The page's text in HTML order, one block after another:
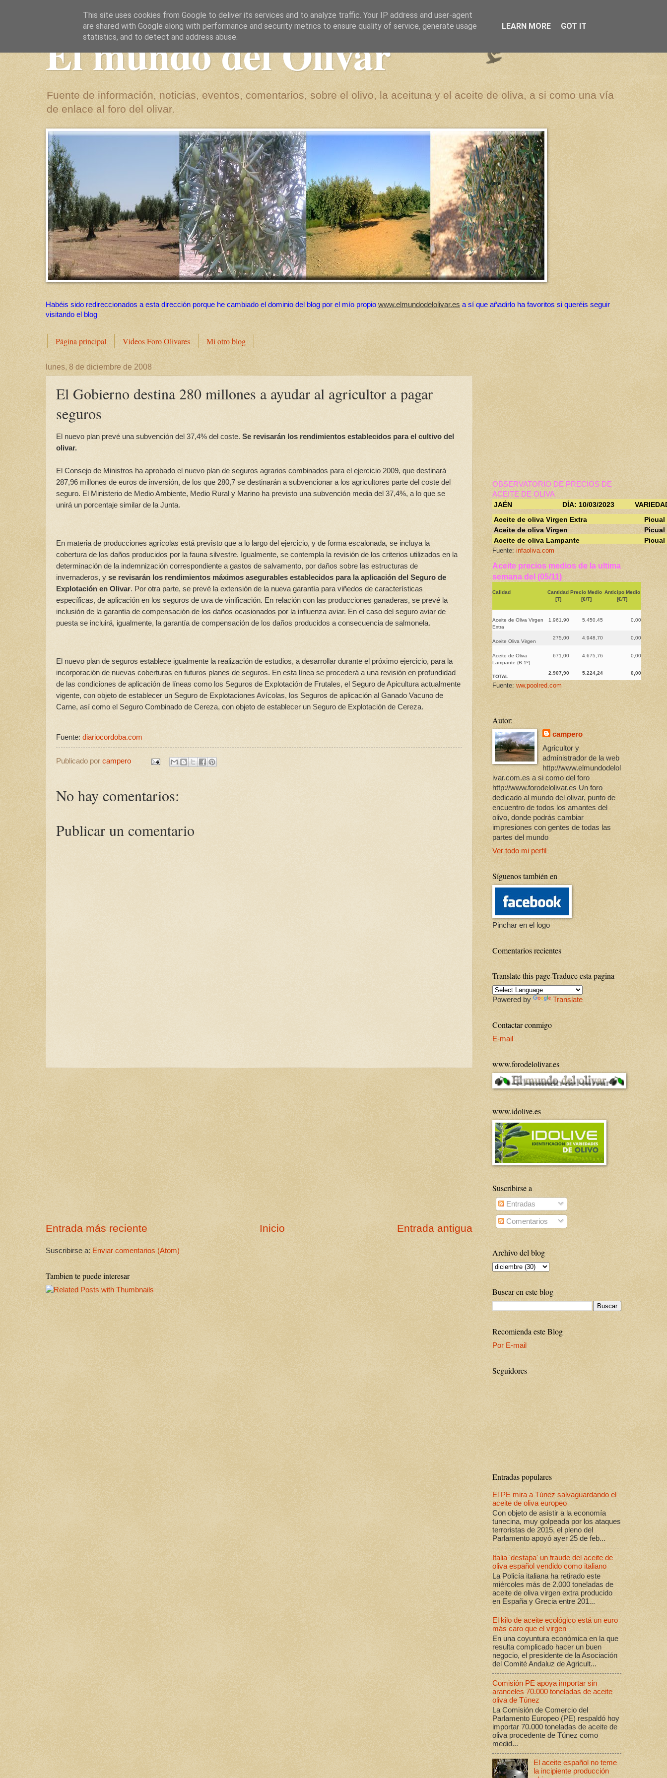
El mundo del Olivar
Fuente de información, noticias, eventos, comentarios, sobre el olivo, la aceituna y el aceite de oliva, a si como una vía
de enlace al foro del olivar.
Habéis sido redireccionados a esta dirección porque he cambiado el dominio del blog por el mío propio www.elmundodelolivar.es a sí que añadirlo ha favoritos si queréis seguir
visitando el blog
Página principal Videos Foro Olivares Mi otro blog
lunes, 8 de diciembre de 2008
El Gobierno destina 280 millones a ayudar al agricultor a pagar
seguros
El nuevo plan prevé una subvención del 37,4% del coste. Se revisarán los rendimientos establecidos para el cultivo del
olivar.
El Consejo de Ministros ha aprobado el nuevo plan de seguros agrarios combinados para el ejercicio 2009, que destinará
287,96 millones de euros de inversión, de los que 280,7 se destinarán a subvencionar a los agricultores parte del coste del
seguro. El Ministerio de Medio Ambiente, Medio Rural y Marino ha previsto una subvención media del 37,4%, a lo que se
unirá un porcentaje similar de la Junta.
En materia de producciones agrícolas está previsto que a lo largo del ejercicio, y de forma escalonada, se incluya la
cobertura de los daños producidos por la fauna silvestre. Igualmente, se contempla la revisión de los criterios utilizados en la
determinación de la indemnización correspondiente a gastos de salvamento, por daños sobre las estructuras de
invernaderos, y se revisarán los rendimientos máximos asegurables establecidos para la aplicación del Seguro de
Explotación en Olivar. Por otra parte, se prevé la extensión de la nueva garantía para viñedos de características
específicas, de aplicación en los seguros de uva de vinificación. En relación con las producciones ganaderas, se prevé la
inclusión de la garantía de compensación de los daños ocasionados por la influenza aviar. En el caso del seguro aviar de
puesta se incluirá, igualmente, la garantía de compensación de los daños producidos a consecuencia de salmonela.
El nuevo plan de seguros establece igualmente la realización de estudios, a desarrollar durante el próximo ejercicio, para la
incorporación de nuevas coberturas en futuros planes de seguros. En esta línea se procederá a una revisión en profundidad
de las condiciones de aplicación de líneas como los Seguros de Explotación de Frutales, el Seguro de Apicultura actualmente
vigente, con objeto de establecer un Seguro de Explotaciones Avícolas, los Seguros de aplicación al Ganado Vacuno de
Carne, así como el Seguro Combinado de Cereza, con objeto de establecer un Seguro de Explotación de Cereza.
Fuente: diariocordoba.com
Publicado por campero
No hay comentarios:
Publicar un comentario
Entrada más reciente Entrada antigua
Inicio
Suscribirse a: Enviar comentarios (Atom)
Tambien te puede interesar
OBSERVATORIO DE PRECIOS DE
ACEITE DE OLIVA
JAÉN
DÍA: 10/03/2023
Aceite de oliva Virgen Extra
Picual
Aceite de oliva Virgen
Picual
Aceite de oliva Lampante
Picual
Fuente: infaoliva.com
Aceite precios medios de la ultima
semana del (05/11)
Calidad
Cantidad
[T]
Precio Medio
[€/T]
Anticipo Medio
[€/T]
Aceite de Oliva Virgen
Extra
1.961,90 5.450,45 0,00
Aceite Oliva Virgen
275,00 4.948,70 0,00
Aceite de Oliva
Lampante (B.1º)
671,00 4.675,76 0,00
TOTAL
2.907,90 5.224,24 0,00
Fuente: ww.poolred.com
Autor:
campero
Agricultor y
administrador de la web
http://www.elmundodelol
ivar.com.es a si como del foro
http://www.forodelolivar.es Un foro
dedicado al mundo del olivar, punto de
encuentro de todos los amantes del
olivo, donde podrás cambiar
impresiones con gentes de todas las
partes del mundo
Ver todo mi perfil
Síguenos también en
Pinchar en el logo
Comentarios recientes
Translate this page-Traduce esta pagina
Powered by Translate
Contactar conmigo
E-mail
www.forodelolivar.es
www.idolive.es
Suscribirse a
Entradas
Comentarios
Archivo del blog
Buscar en este blog
Recomienda este Blog
Por E-mail
Seguidores
Entradas populares
El PE mira a Túnez salvaguardando el
aceite de oliva europeo
Con objeto de asistir a la economía
tunecina, muy golpeada por los ataques
terroristas de 2015, el pleno del
Parlamento apoyó ayer 25 de feb...
Italia 'destapa' un fraude del aceite de
oliva español vendido como italiano
La Policía italiana ha retirado este
miércoles más de 2.000 toneladas de
aceite de oliva virgen extra producido
en España y Grecia entre 201...
El kilo de aceite ecológico está un euro
más caro que el virgen
En una coyuntura económica en la que
resulta complicado hacer un buen
negocio, el presidente de la Asociación
del Comité Andaluz de Agricult...
Comisión PE apoya importar sin
aranceles 70.000 toneladas de aceite
oliva de Túnez
La Comisión de Comercio del
Parlamento Europeo (PE) respaldó hoy
importar 70.000 toneladas de aceite de
oliva procedente de Túnez como
medid...
El aceite español no teme
la incipiente producción
This site uses cookies from Google to deliver its services and to analyze traffic. Your IP address and user-agent
are shared with Google along with performance and security metrics to ensure quality of service, generate usage
statistics, and to detect and address abuse.
LEARN MORE GOT IT